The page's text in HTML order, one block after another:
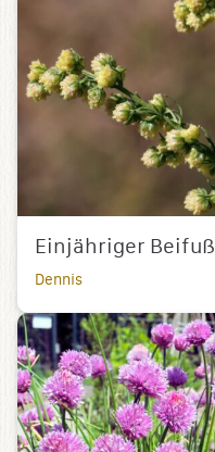
Einjähriger Beifuß
Dennis